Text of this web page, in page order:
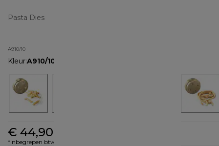
Pasta Dies
A910/10
Kleur:A910/10
€ 44,90
*Inbegrepen btw